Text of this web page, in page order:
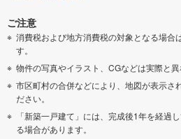
ご注意
消費税および地方消費税の対象となる場合
す。
物件の写真やイラスト、CGなどは実際と異
市区町村の合併などにより、地図が表示さ
ださい。
「新築一戸建て」には、完成後1年を経過
る場合があります。